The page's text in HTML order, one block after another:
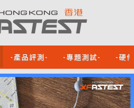
-產品評測- -專題測試- -硬